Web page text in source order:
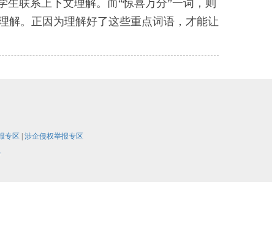
联系上下文理解。而“惊喜万分”一词，则
解。正因为理解好了这些重点词语，才能让
专区
涉企侵权举报专区